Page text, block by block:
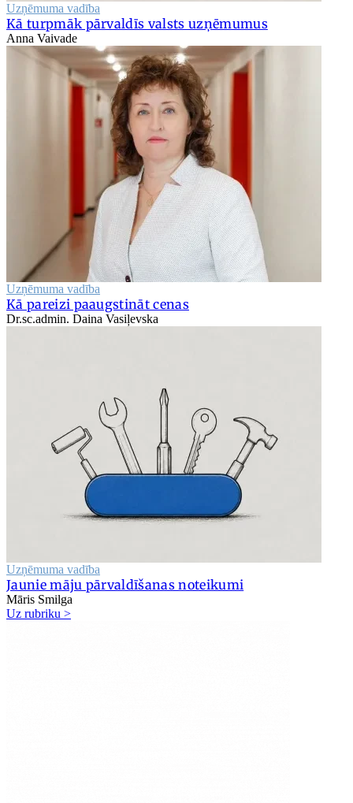
Uzņēmuma vadība
Kā turpmāk pārvaldīs valsts uzņēmumus
Anna Vaivade
Uzņēmuma vadība
Kā pareizi paaugstināt cenas
Dr.sc.admin. Daina Vasiļevska
Uzņēmuma vadība
Jaunie māju pārvaldīšanas noteikumi
Māris Smilga
Uz rubriku >